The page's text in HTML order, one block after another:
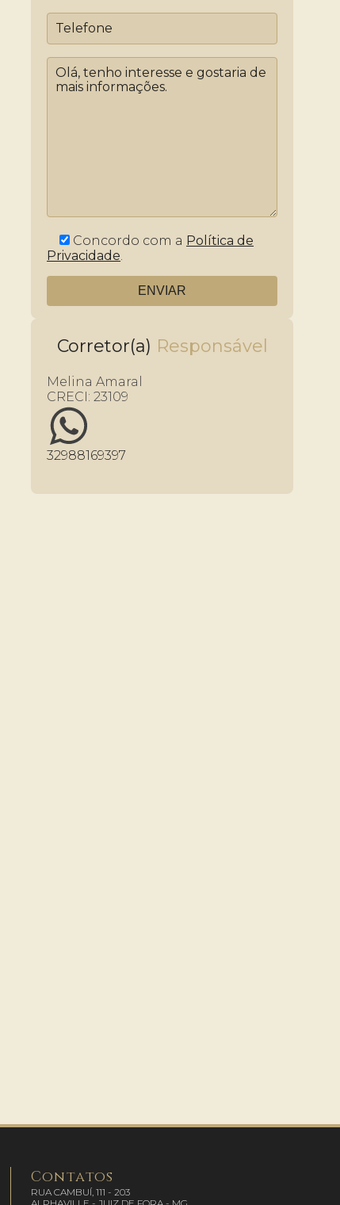
Concordo com a Política de
Privacidade.
Corretor(a)
Melina Amaral
CRECI:23109
32988169397
Contatos
RUA CAMBUÍ, 111 - 203